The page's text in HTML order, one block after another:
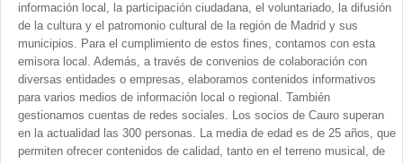
información local, la participación ciudadana, el voluntariado, la difusión
de la cultura y el patromonio cultural de la región de Madrid y sus
municipios. Para el cumplimiento de estos fines, contamos con esta
emisora local. Además, a través de convenios de colaboración con
diversas entidades o empresas, elaboramos contenidos informativos
para varios medios de información local o regional. También
gestionamos cuentas de redes sociales. Los socios de Cauro superan
en la actualidad las 300 personas. La media de edad es de 25 años, que
permiten ofrecer contenidos de calidad, tanto en el terreno musical, de